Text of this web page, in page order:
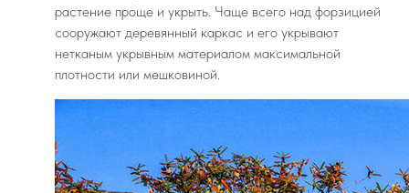
растение проще и укрыть. Чаще всего над форзицией
сооружают деревянный каркас и его укрывают
нетканым укрывным материалом максимальной
плотности или мешковиной.